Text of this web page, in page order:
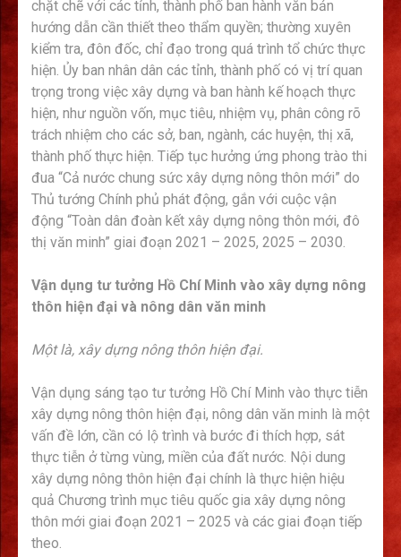
chặt chẽ với các tỉnh, thành phố ban hành văn bản
hướng dẫn cần thiết theo thẩm quyền; thường xuyên
kiểm tra, đôn đốc, chỉ đạo trong quá trình tổ chức thực
hiện. Ủy ban nhân dân các tỉnh, thành phố có vị trí quan
trọng trong việc xây dựng và ban hành kế hoạch thực
hiện, như nguồn vốn, mục tiêu, nhiệm vụ, phân công rõ
trách nhiệm cho các sở, ban, ngành, các huyện, thị xã,
thành phố thực hiện. Tiếp tục hưởng ứng phong trào thi
đua “Cả nước chung sức xây dựng nông thôn mới” do
Thủ tướng Chính phủ phát động, gắn với cuộc vận
động “Toàn dân đoàn kết xây dựng nông thôn mới, đô
thị văn minh” giai đoạn 2021 – 2025, 2025 – 2030.
Vận dụng tư tưởng Hồ Chí Minh vào xây dựng nông
thôn hiện đại và nông dân văn minh
Một là, xây dựng nông thôn hiện đại.
Vận dụng sáng tạo tư tưởng Hồ Chí Minh vào thực tiễn
xây dựng nông thôn hiện đại, nông dân văn minh là một
vấn đề lớn, cần có lộ trình và bước đi thích hợp, sát
thực tiễn ở từng vùng, miền của đất nước. Nội dung
xây dựng nông thôn hiện đại chính là thực hiện hiệu
quả Chương trình mục tiêu quốc gia xây dựng nông
thôn mới giai đoạn 2021 – 2025 và các giai đoạn tiếp
theo.